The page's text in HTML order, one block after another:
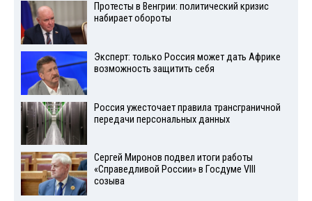
Протесты в Венгрии: политический кризис
набирает обороты
Эксперт: только Россия может дать Африке
возможность защитить себя
Россия ужесточает правила трансграничной
передачи персональных данных
Сергей Миронов подвел итоги работы
«Справедливой России» в Госдуме VIII
созыва